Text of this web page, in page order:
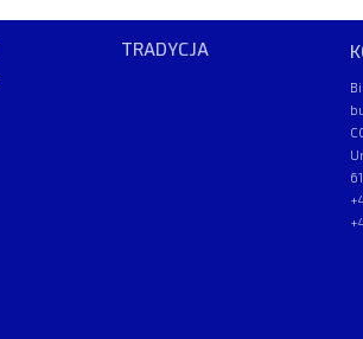
TRADYCJA